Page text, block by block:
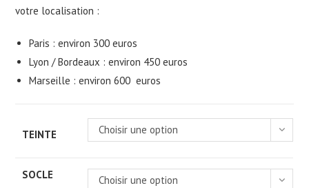
votre localisation :
Paris : environ 300 euros
Lyon / Bordeaux : environ 450 euros
Marseille : environ 600 euros
TEINTE Choisir une option
SOCLE Choisir une option